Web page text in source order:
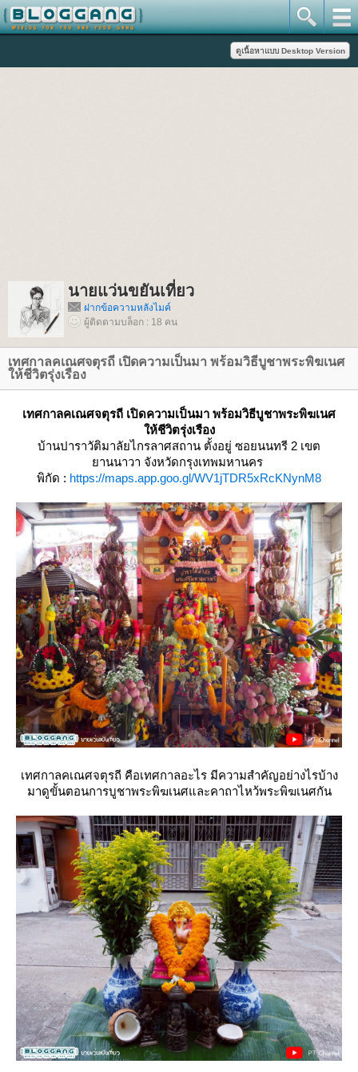
นายแว่นขยันเที่ยว
ฝากข้อความหลังไมค์
ผู้ติดตามบล็อก : 18 คน
เทศกาลคเณศจตุรถี เปิดความเป็นมา พร้อมวิธีบูชาพระพิฆเนศ
ห้ชีวิตรุ่งเรือง
เทศกาลคเณศจตุรถี เปิดความเป็นมา พร้อมวิธีบูชาพระพิฆเนศ
ห้ชีวิตรุ่งเรือง
บ้านปาราวัติมาลัยไกรลาศสถาน ตั้งอยู่ ซอยนนทรี 2 เขต
านนาวา จังหวัดกรุงเทพมหานคร
พิกัด : https://maps.app.goo.gl/WV1jTDR5xRcKNynM8
เทศกาลคเณศจตุรถี คือเทศกาลอะไร มีความสำคัญอย่างไรบ้าง
มาดูขั้นตอนการบูชาพระพิฆเนศและคาถาไหว้พระพิฆเนศกัน